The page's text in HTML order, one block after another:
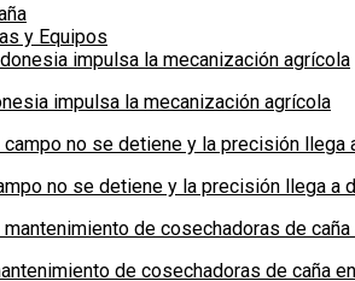
y Equipos
impulsa la mecanización agrícola
no se detiene y la precisión llega a
de cosechadoras de caña